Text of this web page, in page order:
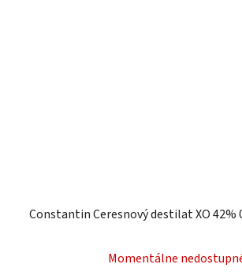
Constantin Ceresnový destilat XO 42%
Momentálne